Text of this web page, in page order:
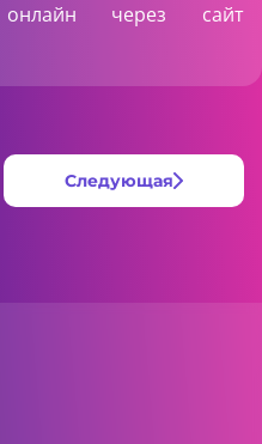
через сайт
Следующая